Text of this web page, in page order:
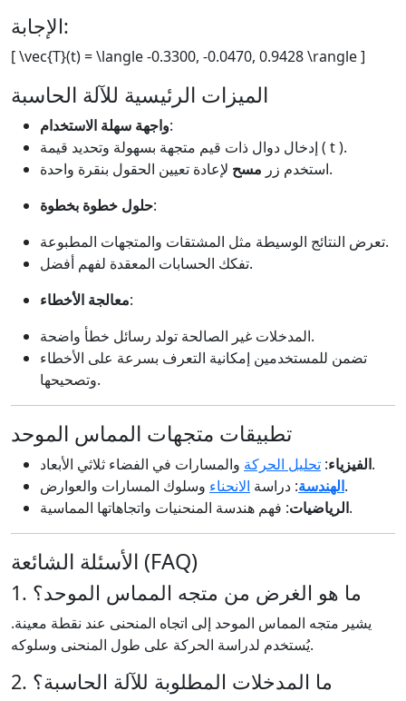
الإجابة:
[ \vec{T}(t) = \langle -0.3300, -0.0470, 0.9428 \rangle ]
الميزات الرئيسية للآلة الحاسبة
واجهة سهلة الاستخدام:
إدخال دوال ذات قيم متجهة بسهولة وتحديد قيمة ( t ).
استخدم زر مسح
لإعادة تعيين الحقول بنقرة واحدة.
حلول خطوة بخطوة:
تعرض النتائج الوسيطة مثل المشتقات والمتجهات المطبوعة.
تفكك الحسابات المعقدة لفهم أفضل.
معالجة الأخطاء:
المدخلات غير الصالحة تولد رسائل خطأ واضحة.
تضمن للمستخدمين إمكانية التعرف بسرعة على الأخطاء
وتصحيحها.
تطبيقات متجهات المماس الموحد
الفيزياء: تحليل الحركة
والمسارات في الفضاء ثلاثي الأبعاد.
الهندسة: دراسة الانحناء
وسلوك المسارات والعوارض.
الرياضيات: فهم هندسة المنحنيات واتجاهاتها المماسية.
الأسئلة الشائعة (FAQ)
1. ما هو الغرض من متجه المماس الموحد؟
يشير متجه المماس الموحد إلى اتجاه المنحنى عند نقطة معينة.
يُستخدم لدراسة الحركة على طول المنحنى وسلوكه.
2. ما المدخلات المطلوبة للآلة الحاسبة؟